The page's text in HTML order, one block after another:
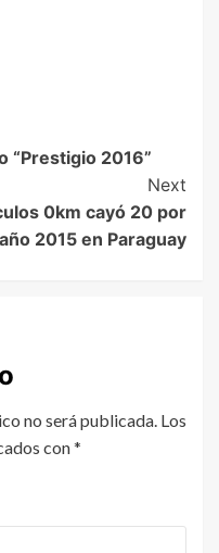
“Prestigio 2016”
Next
0km cayó 20 por
2015 en Paraguay
no será publicada. Los
con*